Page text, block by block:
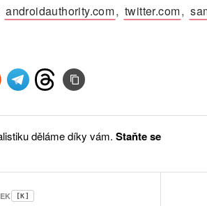
androidauthority.com, twitter.com,
děláme díky vám. Staňte se
[K]